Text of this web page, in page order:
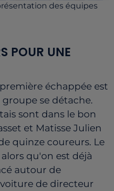
des équipes
POUR UNE
échappée est
se détache.
sont dans le bon
et Matisse Julien
quinze coureurs. Le
qu'on est déjà
autour de
de directeur